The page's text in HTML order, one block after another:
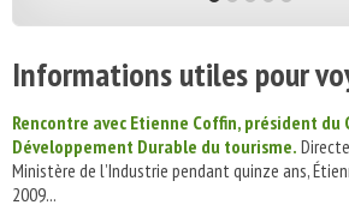
Informations utiles pour
Rencontre avec Etienne Coffin, président du
Développement Durable du tourisme.
Ministère de l’Industrie pendant quinze ans,
2009...